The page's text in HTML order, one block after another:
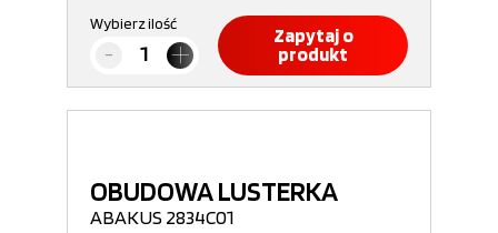
Wybierz ilość
Zapytaj o
produkt
OBUDOWA LUSTERKA
ABAKUS 2834C01